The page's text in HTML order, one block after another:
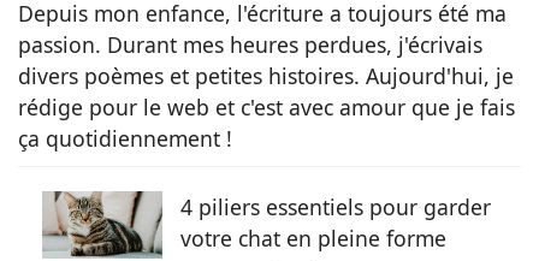
Depuis mon enfance, l'écriture a toujours été ma
passion. Durant mes heures perdues, j'écrivais
divers poèmes et petites histoires. Aujourd'hui, je
rédige pour le web et c'est avec amour que je fais
ça quotidiennement !
4 piliers essentiels pour garder
votre chat en pleine forme